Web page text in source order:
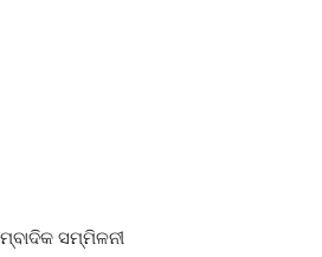
ସମ୍ମିଳନୀ